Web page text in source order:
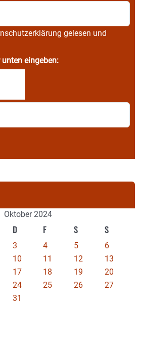
gelesen und
eingeben:
Oktober 2024
D F S S
3 4 5
6
10 11 12
13
17 18 19
20
24 25 26
27
31